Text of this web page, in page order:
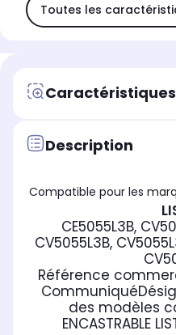
Toutes les
Description
Compatible pour les
CE5055L3B,
CV5055L3B,
Référence
Communiqué
des modèles
ENCASTRABLE